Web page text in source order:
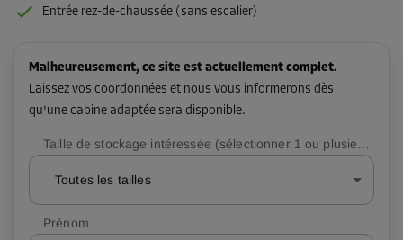
Entrée rez-de-chaussée (sans escalier)
Malheureusement, ce site est actuellement complet.
Laissez vos coordonnées et nous vous informerons dès
qu'une cabine adaptée sera disponible.
Taille de stockage intéressée (sélectionner 1 ou plusieurs)
Toutes les tailles
Prénom